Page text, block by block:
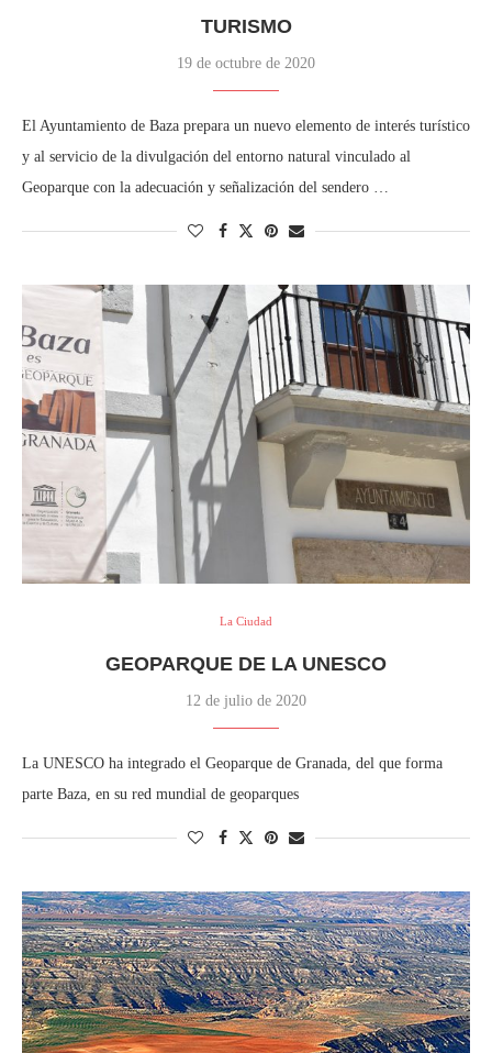
TURISMO
19 de octubre de 2020
El Ayuntamiento de Baza prepara un nuevo elemento de interés turístico
y al servicio de la divulgación del entorno natural vinculado al
Geoparque con la adecuación y señalización del sendero …
La Ciudad
GEOPARQUE DE LA UNESCO
12 de julio de 2020
La UNESCO ha integrado el Geoparque de Granada, del que forma
parte Baza, en su red mundial de geoparques